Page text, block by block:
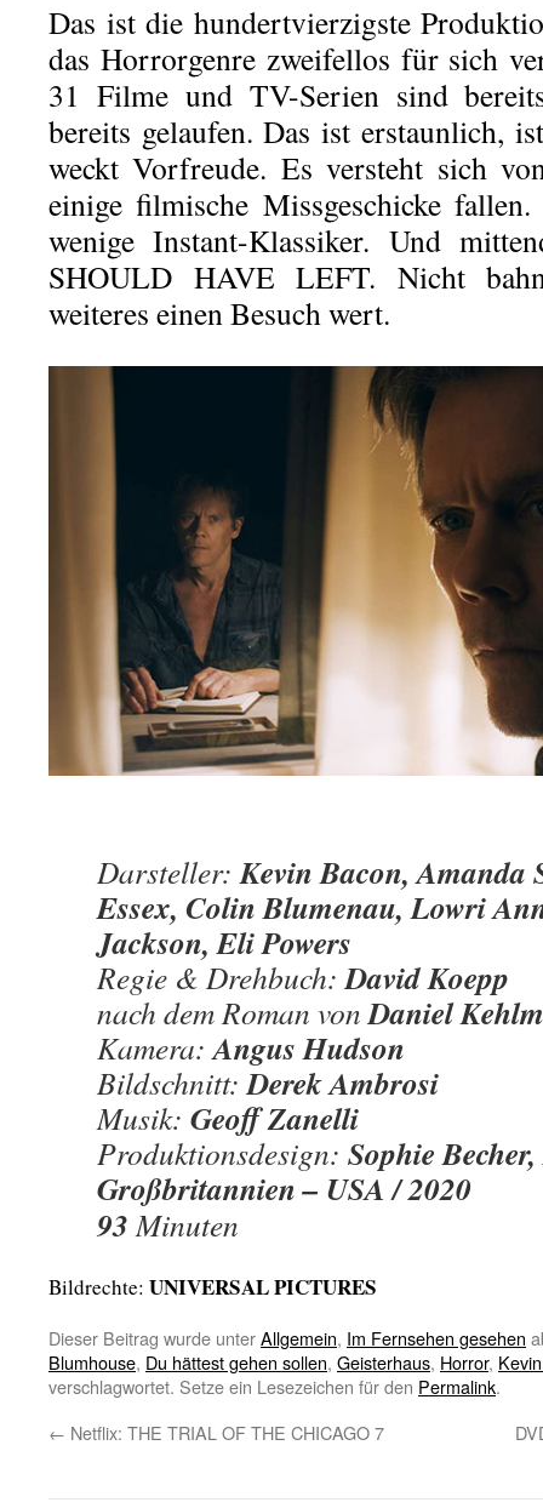
Das ist die hundertvierzigste
das Horrorgenre zweifellos für sich
31 Filme und TV-Serien sind
bereits gelaufen. Das ist erstaunlich,
weckt Vorfreude. Es versteht sich
einige filmische Missgeschicke
wenige Instant-Klassiker. Und
SHOULD HAVE LEFT. Nicht
weiteres einen Besuch wert.
Darsteller:Kevin Bacon, Amanda
Essex, Colin Blumenau, Lowri
Jackson, Eli Powers
Regie & Drehbuch:David Koepp
nach dem Roman vonDaniel
Kamera:Angus Hudson
Bildschnitt:Derek Ambrosi
Musik: Geoff Zanelli
Produktionsdesign: Sophie
Großbritannien – USA / 2020
93Minuten
Bildrechte: UNIVERSAL PICTURES
Dieser Beitrag wurde unterAllgemein, Im Fernsehen gesehen
Blumhouse, Du hättest gehen sollen, Geisterhaus, Horror,
verschlagwortet. Setze ein Lesezeichen für den Permalink.
← Netflix: THE TRIAL OF THE CHICAGO 7